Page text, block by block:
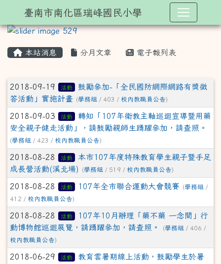
本站消息 分月文章 電子報列表
文章列表
2018-09-19 活動
鼓勵參加-「全民國防網際網路有獎徵
答活動」實施計畫 (學務組 / 403 / 校內教職員公告)
2018-09-03 活動
轉知「107年衛教主軸巡迴宣導暨用藥
安全親子健走活動」，請鼓勵親師生踴躍參加，請查照。
(學務組 / 423 / 校內教職員公告)
2018-08-28 活動
本市107年度特殊教育學生親子暨手足
成長營活動(溪北場)
(學務組 / 519 / 校內教職員公告)
2018-08-28 活動 107年全市聯合運動大會競賽 (學務組 /
412 / 校內教職員公告)
2018-08-28 活動
107年10月辦理「藥不藥 一念間」行
動博物館巡迴展覽，請踴躍參加，請查照。
(學務組 / 406 /
校內教職員公告)
2018-06-29 活動
教育雲暑期線上活動，鼓勵學生於暑
臺南市南化區瑞峰國民小學